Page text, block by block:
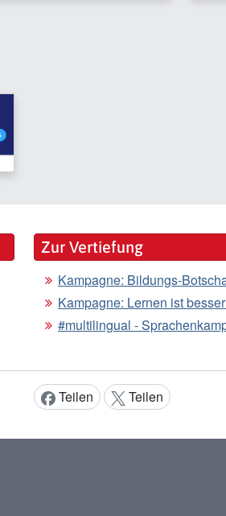
Zur Vertiefung
Kampagne: Bildungs-
Kampagne: Lernen ist
#multilingual -
Inhalt teilen:
Teilen Teilen